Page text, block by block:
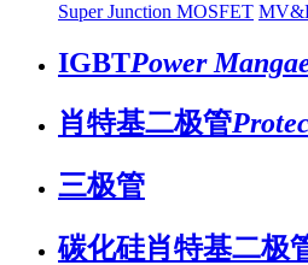
Super Junction MOSFET
IGBTPower
肖特基二极管
三极管
碳化硅肖特基二极